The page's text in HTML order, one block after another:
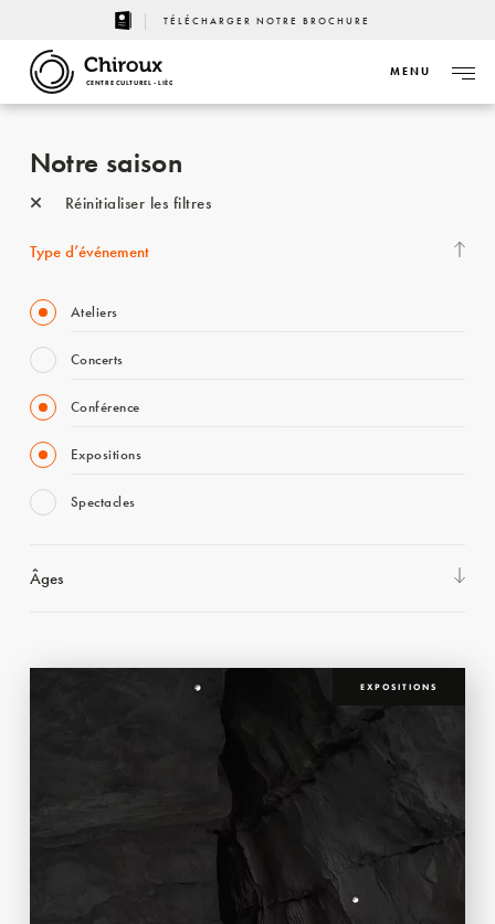
TÉLÉCHARGER NOTRE BROCHURE
CENTRE CULTUREL - LIÈGE
MENU
Notre saison
Réinitialiser les filtres
Type d’événement
Ateliers
Concerts
Conférence
Expositions
Spectacles
Âges
EXPOSITIONS